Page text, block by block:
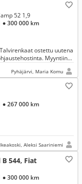
52 1,9
● 300 000 km
ostettu uutena
Myyntiin
Pyhäjärvi, Maria Komu
● 267 000 km
Aleksi Saariniemi
544, Fiat
● 300 000 km